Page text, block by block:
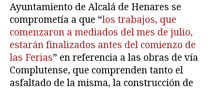
Ayuntamiento de Alcalá de Henares se
comprometía a que “los trabajos, que
comenzaron a mediados del mes de julio,
estarán finalizados antes del comienzo de
las Ferias” en referencia a las obras de vía
Complutense, que comprenden tanto el
asfaltado de la misma, la construcción de